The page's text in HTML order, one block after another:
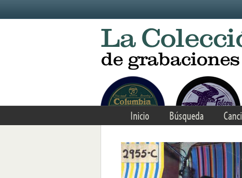
Inicio Búsqueda